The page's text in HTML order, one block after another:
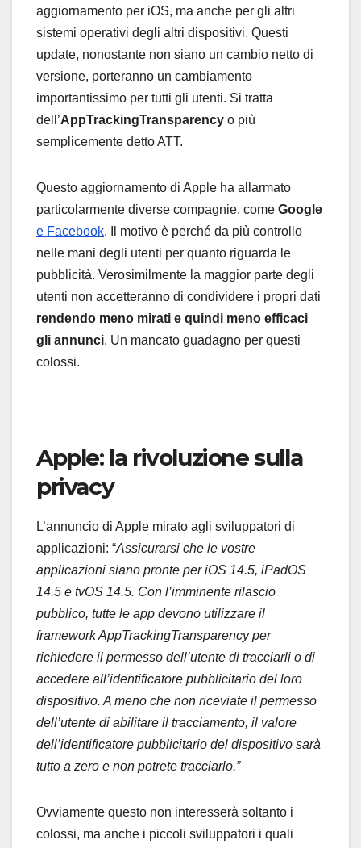
aggiornamento per iOS, ma anche per gli altri
sistemi operativi degli altri dispositivi. Questi
update, nonostante non siano un cambio netto di
versione, porteranno un cambiamento
importantissimo per tutti gli utenti. Si tratta
dell’AppTrackingTransparency o più
semplicemente detto ATT.
Questo aggiornamento di Apple ha allarmato
particolarmente diverse compagnie, come Google
e Facebook. Il motivo è perché da più controllo
nelle mani degli utenti per quanto riguarda le
pubblicità. Verosimilmente la maggior parte degli
utenti non accetteranno di condividere i propri dati
rendendo meno mirati e quindi meno efficaci
gli annunci. Un mancato guadagno per questi
colossi.
Apple: la rivoluzione sulla
privacy
L’annuncio di Apple mirato agli sviluppatori di
applicazioni: “Assicurarsi che le vostre
applicazioni siano pronte per iOS 14.5, iPadOS
14.5 e tvOS 14.5. Con l’imminente rilascio
pubblico, tutte le app devono utilizzare il
framework AppTrackingTransparency per
richiedere il permesso dell’utente di tracciarli o di
accedere all’identificatore pubblicitario del loro
dispositivo. A meno che non riceviate il permesso
dell’utente di abilitare il tracciamento, il valore
dell’identificatore pubblicitario del dispositivo sarà
tutto a zero e non potrete tracciarlo.”
Ovviamente questo non interesserà soltanto i
colossi, ma anche i piccoli sviluppatori i quali